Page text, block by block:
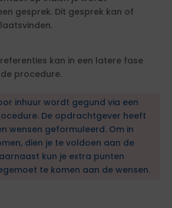
gesprek. Dit gesprek kan of
kan in een latere fase
procedure.
inhuur wordt gegund via een
De opdrachtgever heeft
wensen geformuleerd. Om in
dien je te voldoen aan de
kun je extra punten
te komen aan de wensen.